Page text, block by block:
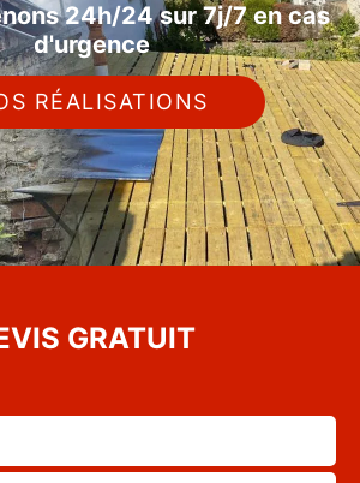
24h/24 sur 7j/7 en cas
d'urgence
RÉALISATIONS
GRATUIT